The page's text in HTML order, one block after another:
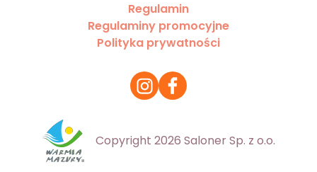
Regulamin
Regulaminy promocyjne
Polityka prywatności
Copyright 2026 Saloner Sp. z o.o.